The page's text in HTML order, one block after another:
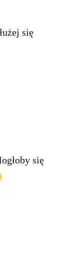
się
się